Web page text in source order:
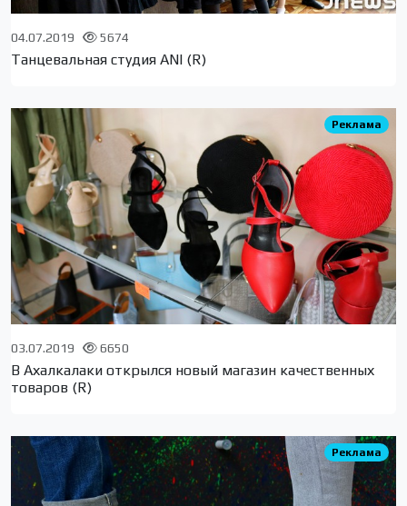
04.07.2019 5674
Танцевальная студия ANI (R)
Реклама
03.07.2019 6650
В Ахалкалаки открылся новый магазин качественных
товаров (R)
Реклама